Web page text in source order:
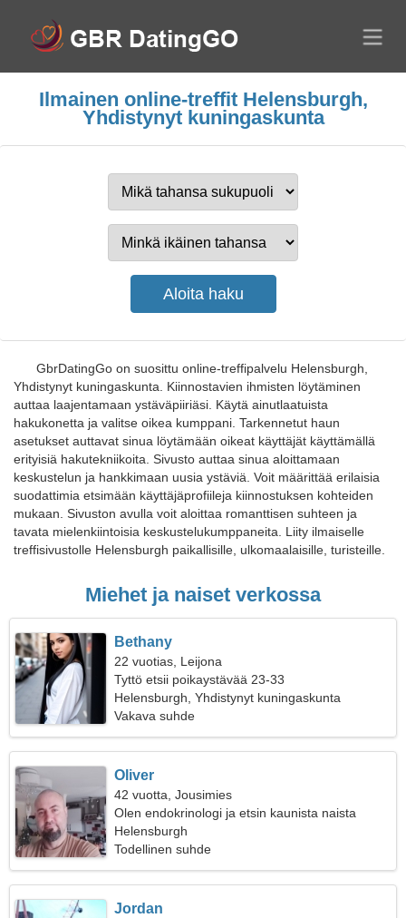
Ilmainen online-treffit Helensburgh,
Yhdistynyt kuningaskunta
GbrDatingGo on suosittu online-treffipalvelu Helensburgh,
Yhdistynyt kuningaskunta. Kiinnostavien ihmisten löytäminen
auttaa laajentamaan ystäväpiiriäsi. Käytä ainutlaatuista
hakukonetta ja valitse oikea kumppani. Tarkennetut haun
asetukset auttavat sinua löytämään oikeat käyttäjät käyttämällä
erityisiä hakutekniikoita. Sivusto auttaa sinua aloittamaan
keskustelun ja hankkimaan uusia ystäviä. Voit määrittää erilaisia
suodattimia etsimään käyttäjäprofiileja kiinnostuksen kohteiden
mukaan. Sivuston avulla voit aloittaa romanttisen suhteen ja
tavata mielenkiintoisia keskustelukumppaneita. Liity ilmaiselle
treffisivustolle Helensburgh paikallisille, ulkomaalaisille, turisteille.
Miehet ja naiset verkossa
Bethany
22 vuotias, Leijona
Tyttö etsii poikaystävää 23-33
Helensburgh, Yhdistynyt kuningaskunta
Vakava suhde
Oliver
42 vuotta, Jousimies
Olen endokrinologi ja etsin kaunista naista
Helensburgh
Todellinen suhde
Jordan